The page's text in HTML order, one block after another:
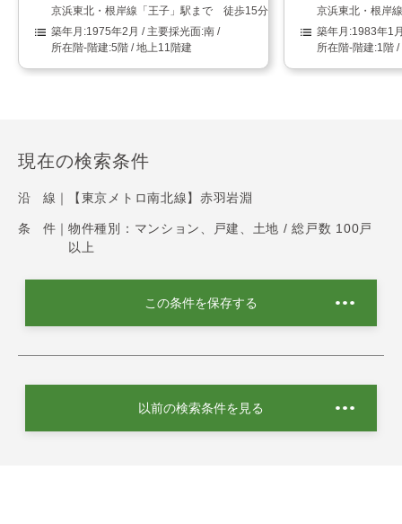
京浜東北・根岸線「王子」駅まで 徒歩15分
1975年2月
南
5階 / 地上11階建
京浜東北・根岸
1983年1
1階
現在の検索条件
沿 線｜ 【東京メトロ南北線】赤羽岩淵
条 件｜ 物件種別：マンション、戸建、土地 / 総戸数 100戸
以上
この条件を保存する
以前の検索条件を見る